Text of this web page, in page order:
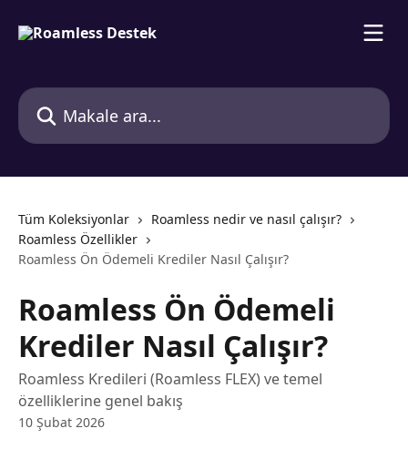
Makale ara...
Tüm Koleksiyonlar
Roamless nedir ve nasıl çalışır?
Roamless Özellikler
Roamless Ön Ödemeli Krediler Nasıl Çalışır?
Roamless Ön Ödemeli
Krediler Nasıl Çalışır?
Roamless Kredileri (Roamless FLEX) ve temel
özelliklerine genel bakış
10 Şubat 2026